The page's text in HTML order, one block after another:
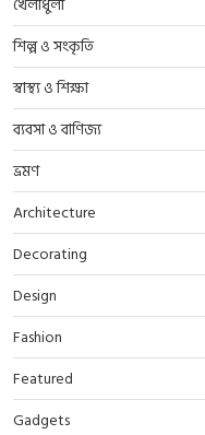
শিল্প ও সংকৃতি
স্বাস্থ্য ও শিক্ষা
ব্যবসা ও বাণিজ্য
ভ্রমণ
Architecture
Decorating
Design
Fashion
Featured
Gadgets